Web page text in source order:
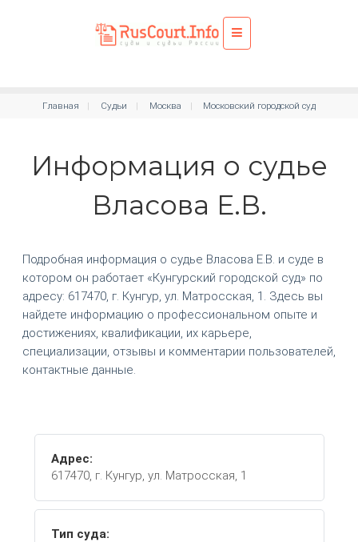
Главная Судьи Москва Московский городской суд
Информация о судье
Власова Е.В.
Подробная информация о судье Власова Е.В. и суде в
котором он работает «Кунгурский городской суд» по
адресу: 617470, г. Кунгур, ул. Матросская, 1. Здесь вы
найдете информацию о профессиональном опыте и
достижениях, квалификации, их карьере,
специализации, отзывы и комментарии пользователей,
контактные данные.
Адрес:
617470, г. Кунгур, ул. Матросская, 1
Тип суда: